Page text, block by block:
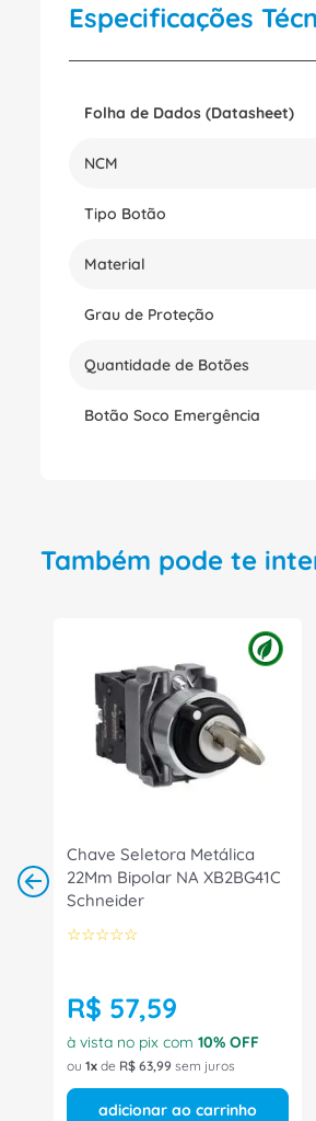
Especificações
Folha de Dados (Datasheet)
NCM
Tipo Botão
Material
Grau de Proteção
Quantidade de Botões
Botão Soco Emergência
Também pode te
Chave Seletora Metálica
22Mm Bipolar NA XB2BG41C
Schneider
☆☆☆☆☆
R$ 57,59
à vista no pix com 10% OFF
ou 1 de R$ 63,99 sem juros
adicionar ao carrinho